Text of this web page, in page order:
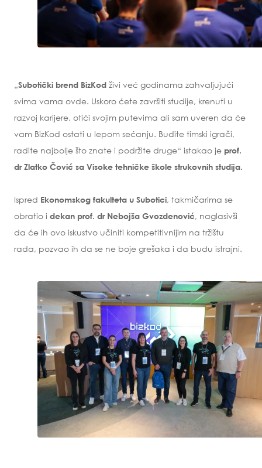
„Subotički brend BizKod živi već godinama zahvaljujući
svima vama ovde. Uskoro ćete završiti studije, krenuti u
razvoj karijere, otići svojim putevima ali sam uveren da će
vam BizKod ostati u lepom sećanju. Budite timski igrači,
radite najbolje što znate i podržite druge“ istakao je prof.
dr Zlatko Čović sa Visoke tehničke škole strukovnih studija.
Ispred Ekonomskog fakulteta u Subotici, takmičarima se
obratio i dekan prof. dr Nebojša Gvozdenović, naglasivši
da će ih ovo iskustvo učiniti kompetitivnijim na tržištu
rada, pozvao ih da se ne boje grešaka i da budu istrajni.